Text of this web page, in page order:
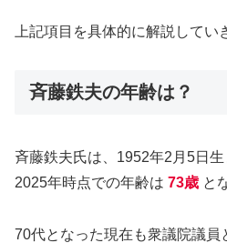
上記項目を具体的に解説してい
斉藤鉄夫の年齢は？
斉藤鉄夫氏は、1952年2月5日生
2025年時点での年齢は 73歳 と
70代となった現在も衆議院議員